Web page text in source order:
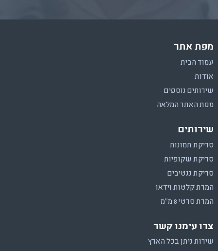
מפת אתר
עמוד הבית
אודות
שירותים נוספים
מפת האתר המלאה
שירותים
סריקת תמונות
סריקת שקופיות
סריקת נגטיבים
המרת קלטות וידאו
המרת סרטי 8 מ"מ
צרו עימנו קשר
שירות ניתן בכל הארץ